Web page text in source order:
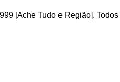
[Ache Tudo e Região].